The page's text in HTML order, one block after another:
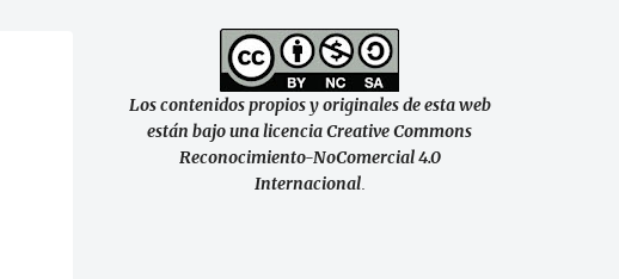
Los contenidos propios y originales de esta web
están bajo una licencia Creative Commons
Reconocimiento-NoComercial 4.0
Internacional.